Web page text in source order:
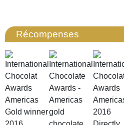
Récompenses